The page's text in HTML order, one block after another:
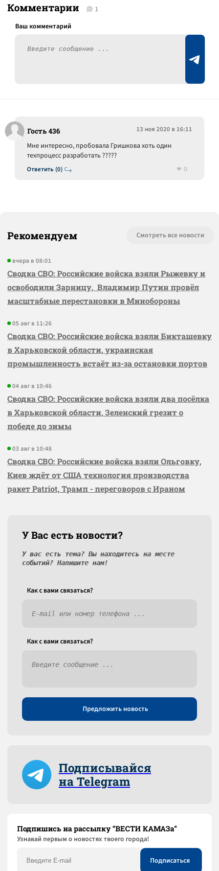
Комментарии 1
Гость 436 13 ноя 2020 в 16:11
Ответить (0)
Мне интересно, пробовала Гришкова хоть один
техпроцесс разработать ?????
0
Рекомендуем Смотреть все новости
вчера в 08:01
Сводка СВО: Российские войска взяли Рыжевку и
освободили Зарницу, Владимир Путин провёл
масштабные перестановки в Минобороны
05 авг в 11:26
Сводка СВО: Российские войска взяли Бикташевку
в Харьковской области, украинская
промышленность встаёт из-за остановки портов
04 авг в 10:46
Сводка СВО: Российские войска взяли два посёлка
в Харьковской области, Зеленский грезит о
победе до зимы
03 авг в 10:48
Сводка СВО: Российские войска взяли Ольговку,
Киев ждёт от США технология производства
ракет Patriot, Трамп - переговоров с Ираном
У Вас есть новости?
У вас есть тема? Вы находитесь на месте
событий? Напишите нам!
Как c вами связаться?
Как c вами связаться?
Предложить новость
Подписывайся
на Telegram
Подпишись на рассылку “ВЕСТИ КАМАЗа”
Узнaвай первым о новостях твоего города!